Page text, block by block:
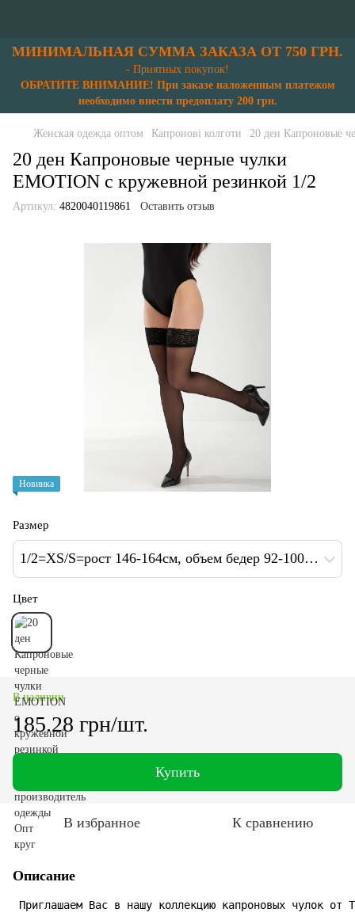
МИНИМАЛЬНАЯ СУММА ЗАКАЗА ОТ 750 ГРН.
- Приятных покупок!
ОБРАТИТЕ ВНИМАНИЕ! При заказе наложенным платежом
необходимо внести предоплату 200 грн.
Женская одежда оптом Капронові колготи 20 ден Капроновые
20 ден Капроновые черные чулки
EMOTION с кружевной резинкой 1/2
Артикул: 4820040119861 Оставить отзыв
Новинка
Размер
1/2=XS/S=рост 146-164см, объем бедер 92-100 см
Цвет
В наличии
185.28 грн/шт.
Купить
В избранное К сравнению
Описание
Приглашаем Вас в нашу коллекцию капроновых чулок